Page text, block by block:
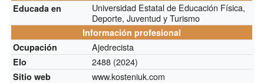
Educada en
Universidad Estatal de Educación Física,
Deporte, Juventud y Turismo
Información profesional
Ocupación
Ajedrecista
Elo 2488 (2024)
Sitio web www.kosteniuk.com